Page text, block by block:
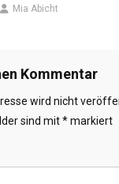
Mia Abicht
Kommentar
wird nicht
sind mit*markiert